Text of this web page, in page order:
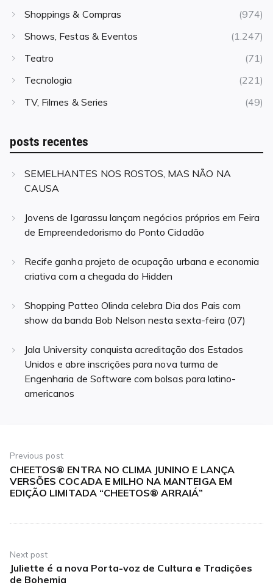
Shoppings & Compras
(974)
Shows, Festas & Eventos
(1.247)
Teatro
(71)
Tecnologia
(221)
TV, Filmes & Series
(49)
posts recentes
SEMELHANTES NOS ROSTOS, MAS NÃO NA
CAUSA
Jovens de Igarassu lançam negócios próprios em Feira
de Empreendedorismo do Ponto Cidadão
Recife ganha projeto de ocupação urbana e economia
criativa com a chegada do Hidden
Shopping Patteo Olinda celebra Dia dos Pais com
show da banda Bob Nelson nesta sexta-feira (07)
Jala University conquista acreditação dos Estados
Unidos e abre inscrições para nova turma de
Engenharia de Software com bolsas para latino-
americanos
de
Post
Previous post
Previous
post:
CHEETOS®️ ENTRA NO CLIMA JUNINO E LANÇA
VERSÕES COCADA E MILHO NA MANTEIGA EM
EDIÇÃO LIMITADA “CHEETOS®️ ARRAIÁ”
Next post
Next
Juliette é a nova Porta-voz de Cultura e Tradições
de Bohemia